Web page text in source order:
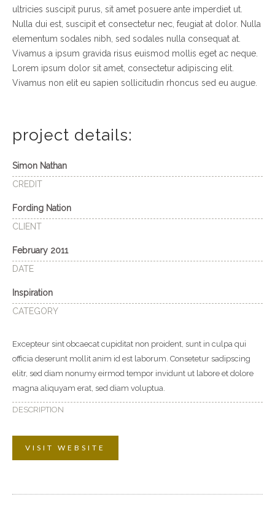
ultricies suscipit purus, sit amet posuere ante imperdiet ut.
Nulla dui est, suscipit et consectetur nec, feugiat at dolor. Nulla
elementum sodales nibh, sed sodales nulla consequat at.
Vivamus a ipsum gravida risus euismod mollis eget ac neque.
Lorem ipsum dolor sit amet, consectetur adipiscing elit.
Vivamus non elit eu sapien sollicitudin rhoncus sed eu augue.
project details:
Simon Nathan
CREDIT
Fording Nation
CLIENT
February 2011
DATE
Inspiration
CATEGORY
Excepteur sint obcaecat cupiditat non proident, sunt in culpa qui
officia deserunt mollit anim id est laborum. Consetetur sadipscing
elitr, sed diam nonumy eirmod tempor invidunt ut labore et dolore
magna aliquyam erat, sed diam voluptua.
DESCRIPTION
VISIT WEBSITE